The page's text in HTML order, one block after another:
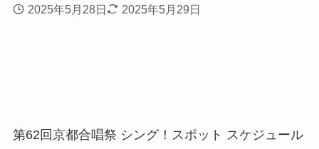
2025年5月28日 2025年5月29日
第62回京都合唱祭 シング！スポット スケジュール